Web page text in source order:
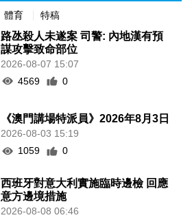
體育 特稿
路氹殺人未遂案 司警: 內地漢有預
謀攻擊致命部位
2026-08-07 15:07
4569
0
《澳門講場特派員》2026年8月3日
2026-08-03 15:19
1059
0
西班牙對意大利實施臨時邊檢 回應
意方邊境措施
2026-08-08 06:46